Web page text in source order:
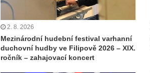
2. 8. 2026
Mezinárodní hudební festival varhanní
duchovní hudby ve Filipově 2026 – XIX.
ročník – zahajovací koncert